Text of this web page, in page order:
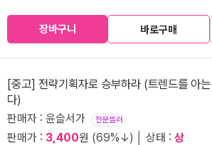
장바구니 바로구매
[중고] 전략기획자로 승부하라 (트렌드를 아
다)
판매자 : 윤슬서가 전문셀러
판매가 : 3,400원 (69%↓) │ 상태 : 상